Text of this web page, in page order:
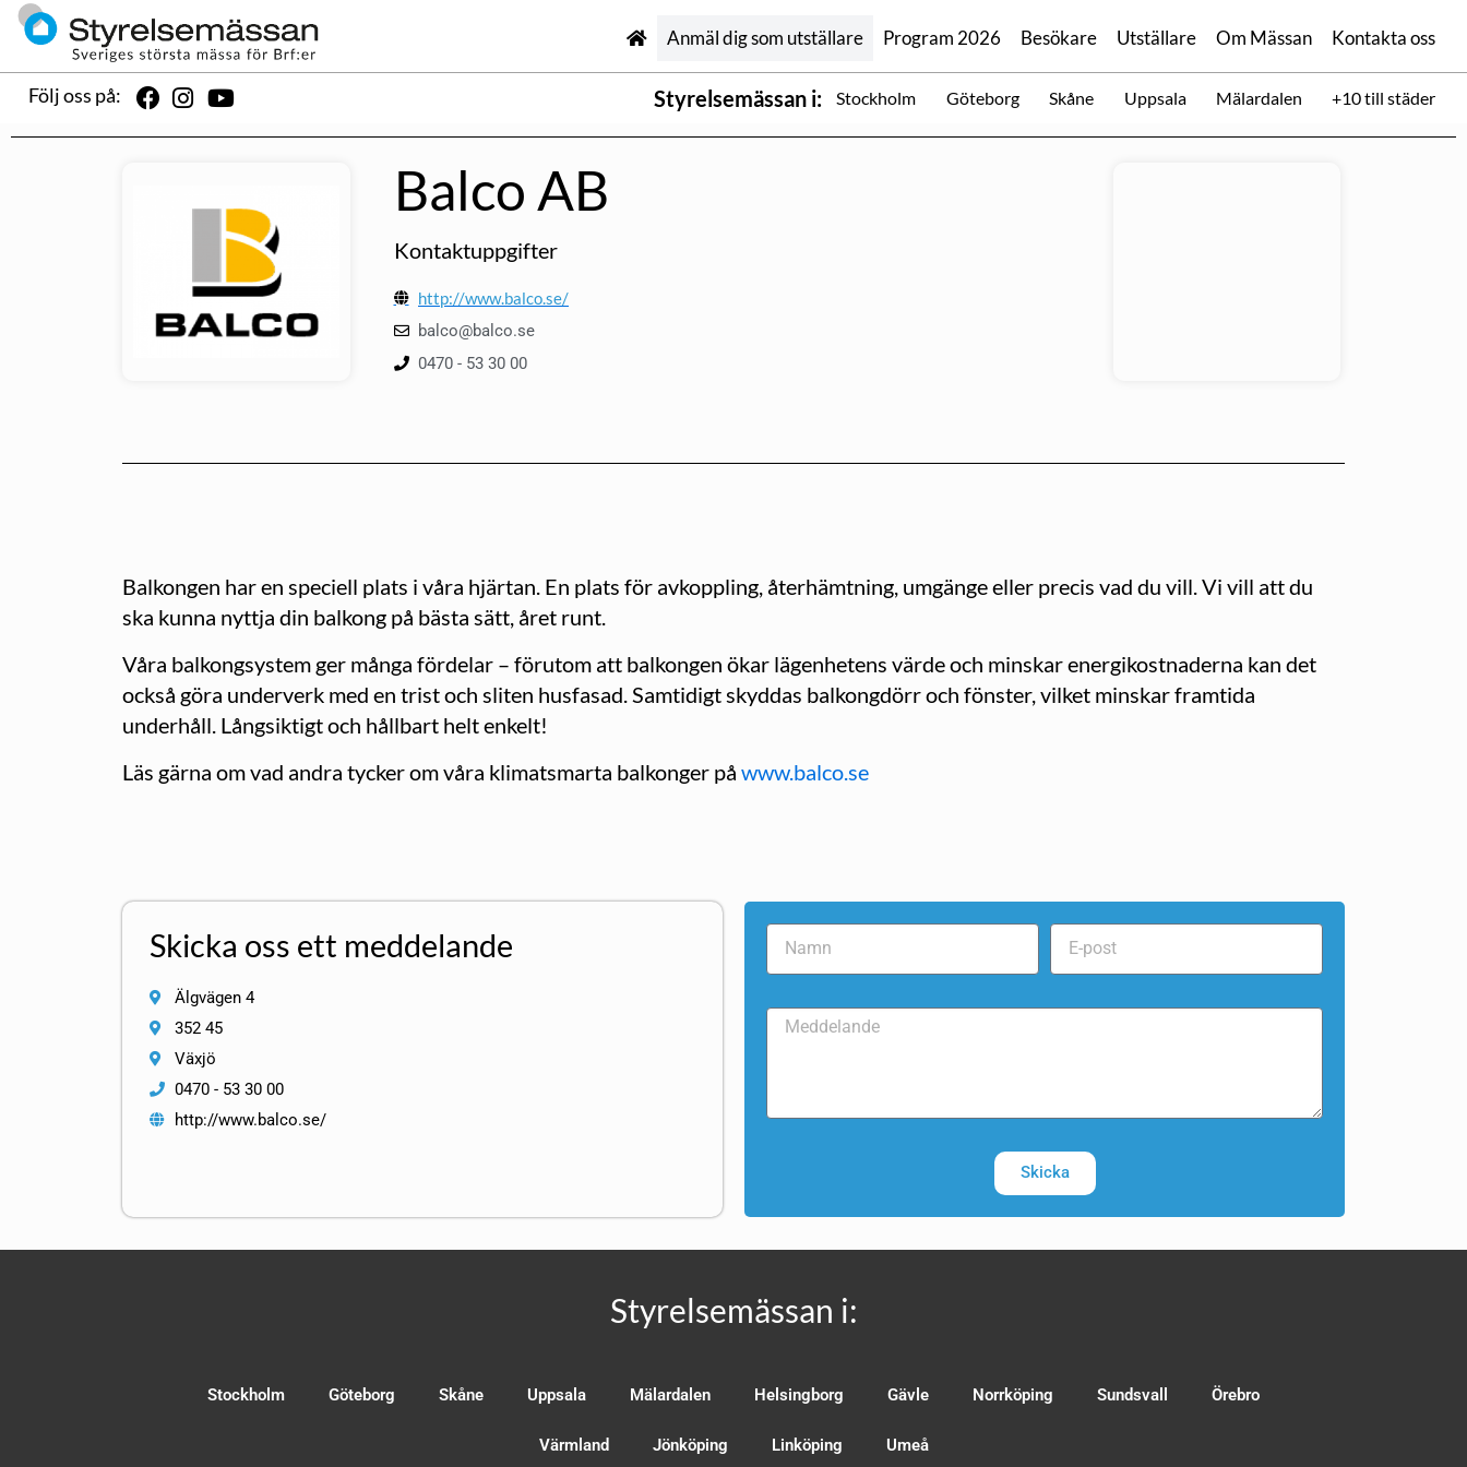
Anmäl dig som utställare Program 2026 Besökare Utställare Om Mässan Kontakta oss
Följ oss på: Styrelsemässan i: Stockholm Göteborg Skåne Uppsala Mälardalen +10 till städer
Balco AB
Kontaktuppgifter
http://www.balco.se/
balco@balco.se
0470 - 53 30 00
Balkongen har en speciell plats i våra hjärtan. En plats för avkoppling, återhämtning, umgänge eller precis vad du vill. Vi vill att du
ska kunna nyttja din balkong på bästa sätt, året runt.
Våra balkongsystem ger många fördelar – förutom att balkongen ökar lägenhetens värde och minskar energikostnaderna kan det
också göra underverk med en trist och sliten husfasad. Samtidigt skyddas balkongdörr och fönster, vilket minskar framtida
underhåll. Långsiktigt och hållbart helt enkelt!
Läs gärna om vad andra tycker om våra klimatsmarta balkonger på www.balco.se
Skicka oss ett meddelande
Älgvägen 4
352 45
Växjö
0470 - 53 30 00
http://www.balco.se/
Skicka
Styrelsemässan i:
Stockholm Göteborg Skåne Uppsala Mälardalen Helsingborg Gävle Norrköping Sundsvall Örebro
Värmland Jönköping Linköping Umeå